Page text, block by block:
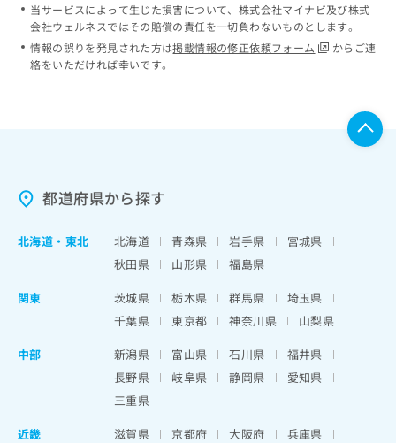
当サービスによって生じた損害について、株式会社マイナビ及び株式
会社ウェルネスではその賠償の責任を一切負わないものとします。
情報の誤りを発見された方は掲載情報の修正依頼フォーム
からご連
絡をいただければ幸いです。
都道府県から探す
北海道 ・ 東北 北海道 青森県 岩手県
宮城県
秋田県
山形県
福島県
関東
茨城県 栃木県 群馬県
埼玉県
千葉県
東京都 神奈川県
山梨県
中部
新潟県 富山県 石川県
福井県
長野県
岐阜県 静岡県
愛知県
三重県
近畿
滋賀県 京都府 大阪府
兵庫県